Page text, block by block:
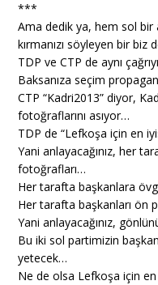
***
Ama dedik ya, hem sol
kırmanızı söyleyen bir biz
TDP ve CTP de aynı
Baksanıza seçim
CTP “Kadri2013” diyor,
fotoğraflarını asıyor…
TDP de “Lefkoşa için en
Yani anlayacağınız, her
fotoğrafları…
Her tarafta başkanlara
Her tarafta başkanları ön
Yani anlayacağınız,
Bu iki sol partimizin
yetecek…
Ne de olsa Lefkoşa için